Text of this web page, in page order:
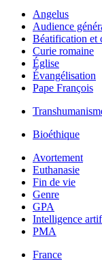
Angelus
Audience
Béatification et
Curie romaine
Église
Évangélisation
Pape François
Bioéthique
Avortement
Euthanasie
Fin de vie
Genre
GPA
Intelligence
PMA
France